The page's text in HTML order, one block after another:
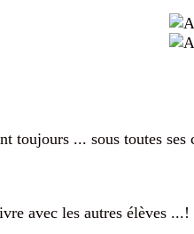
toujours ... sous toutes ses